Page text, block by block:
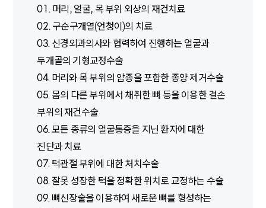
01. 머리, 얼굴, 목 부위 외상의 재건치료
02. 구순구개열(언청이)의 치료
03. 신경외과의사와 협력하여 진행하는 얼굴과
두개골의 기형교정수술
04. 머리와 목 부위의 암종을 포함한 종양 제거수술
05. 몸의 다른 부위에서 채취한 뼈 등을 이용한 결손
부위의 재건수술
06. 모든 종류의 얼굴통증을 지닌 환자에 대한
진단과 치료
07. 턱관절 부위에 대한 처치수술
08. 잘못 성장한 턱을 정확한 위치로 교정하는 수술
09. 뼈신장술을 이용하여 새로운 뼈를 형성하는